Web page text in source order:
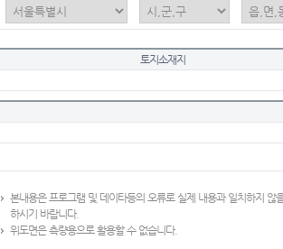
토지소재지
본내용은 프로그램 및 데이타등의 오류로 실제 내용과 일치하지
하시기 바랍니다.
위도면은 측량용으로 활용할 수 없습니다.